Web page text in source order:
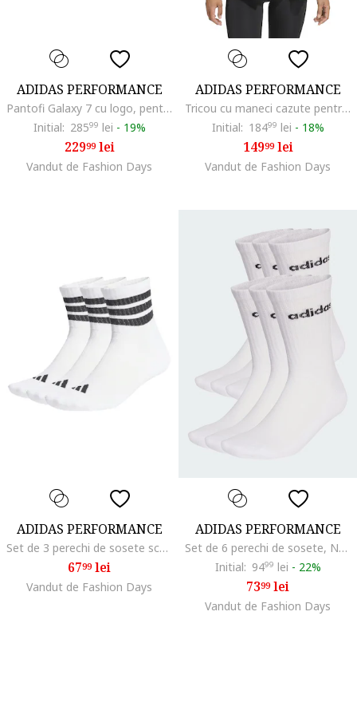
ADIDAS PERFORMANCE
Pantofi Galaxy 7 cu logo, pentru alergare, Alb murdar/Roz pal
Initial: 28599 lei - 19%
22999lei
Vandut de Fashion Days
ADIDAS PERFORMANCE
Tricou cu maneci cazute pentru fitness, Maro inchis
Initial: 18499 lei - 18%
14999lei
Vandut de Fashion Days
ADIDAS PERFORMANCE
Set de 3 perechi de sosete scurte, Negru/Alb optic
6799lei
Vandut de Fashion Days
ADIDAS PERFORMANCE
Set de 6 perechi de sosete, Negru/Alb optic
Initial: 9499 lei - 22%
7399lei
Vandut de Fashion Days